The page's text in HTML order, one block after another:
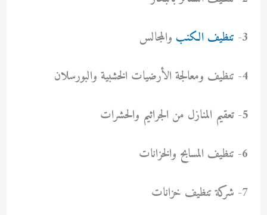
3- تنظيف الكنبوالمجالس
4- تنظيف ومعالجة الأرضيات الخشبية والبورسلان
5- تعقيم المنازل من الجراثيم والحشرات
6- تنظيف المسابح والخزانات
7- شركة تنظيف خزانات